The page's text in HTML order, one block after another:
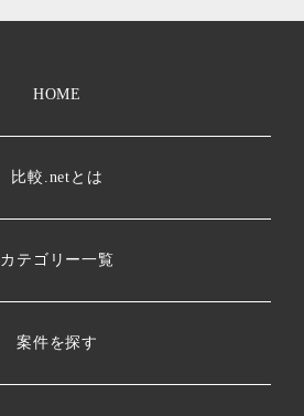
HOME
比較.netとは
カテゴリー一覧
案件を探す